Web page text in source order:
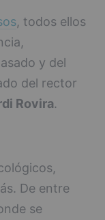
, todos ellos
y del
del rector
Rovira.
De entre
se